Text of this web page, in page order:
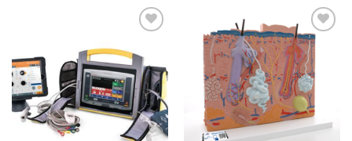
Ajouter
à la liste
d’envies
Ajouter
à la liste
d’envies